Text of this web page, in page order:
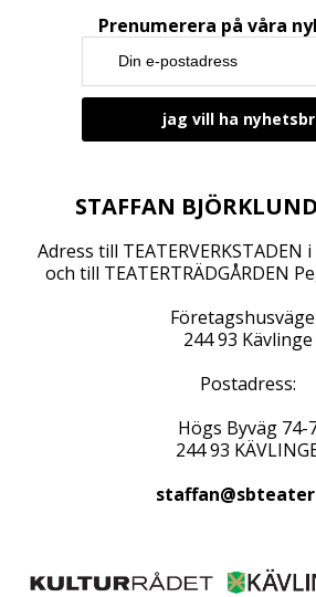
Prenumerera på våra
STAFFAN
Adress till
och till TEATERTRÄDGÅRDEN
244 93 Kävlinge
Postadress:
Högs Byväg 74-
244 93